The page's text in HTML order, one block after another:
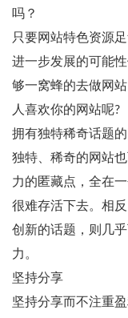
吗？
只要网站特色资源
进一步发展的可能
够一窝蜂的去做网
人喜欢你的网站呢?
拥有独特稀奇话题
独特、稀奇的网站
力的匿藏点，全在
很难存活下去。相
创新的话题，则几
力。
坚持分享
坚持分享而不注重